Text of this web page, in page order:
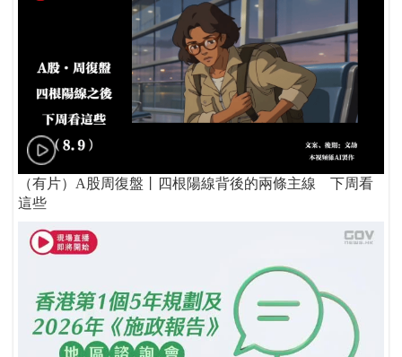
（有片）A股周復盤丨四根陽線背後的兩條主線 下周看
這些